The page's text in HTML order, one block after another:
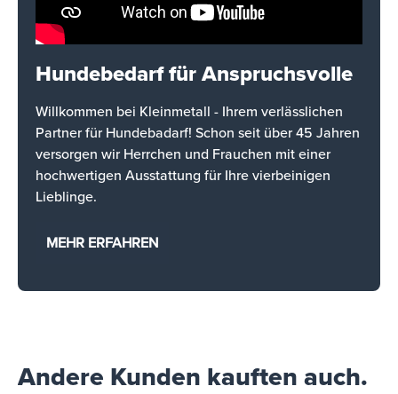
Hundebedarf für Anspruchsvolle
Willkommen bei Kleinmetall - Ihrem verlässlichen
Partner für Hundebadarf! Schon seit über 45 Jahren
versorgen wir Herrchen und Frauchen mit einer
hochwertigen Ausstattung für Ihre vierbeinigen
Lieblinge.
MEHR ERFAHREN
Andere Kunden kauften auch.